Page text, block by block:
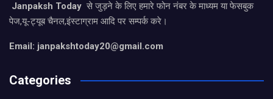
Janpaksh Today से जुड़ने के लिए हमारे फोन नंबर के माध्यम या फेसबुक
पेज,यू-ट्यूब चैनल,इंस्टाग्राम आदि पर सम्पर्क करे।
Email: janpakshtoday20@gmail.com
Categories